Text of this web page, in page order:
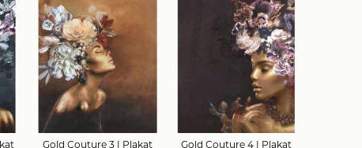
HURTIGT KØB
Gold Couture 3 | Plakat
HURTIGT KØB
Gold Couture 4 | Plakat